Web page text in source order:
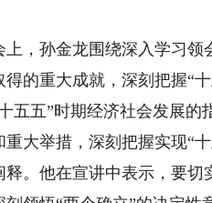
孙金龙围绕深入学习领
得的重大成就，深刻把握“
五五”时期经济社会发展
重大举措，深刻把握实现“
释。他在宣讲中表示，要